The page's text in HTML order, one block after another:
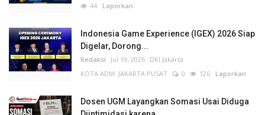
44 Laporkan
Indonesia Game Experience (IGEX) 2026 Siap
Digelar, Dorong...
Redaksi Jul 19, 2026 DKI Jakarta
KOTA ADM. JAKARTA PUSAT
0 126 Laporkan
Dosen UGM Layangkan Somasi Usai Diduga